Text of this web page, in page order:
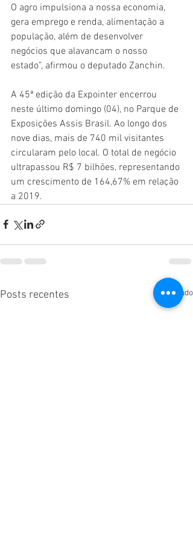
O agro impulsiona a nossa economia,
gera emprego e renda, alimentação a
população, além de desenvolver
negócios que alavancam o nosso
estado”, afirmou o deputado Zanchin.
A 45ª edição da Expointer encerrou
neste último domingo (04), no Parque de
Exposições Assis Brasil. Ao longo dos
nove dias, mais de 740 mil visitantes
circularam pelo local. O total de negócio
ultrapassou R$ 7 bilhões, representando
um crescimento de 164,67% em relação
a 2019.
Posts recentes Ver tudo